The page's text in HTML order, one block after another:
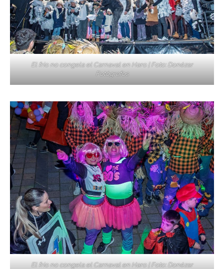
El frío no congela el Carnaval en Haro | Foto: Donézar
Fotógrafos
El frío no congela el Carnaval en Haro | Foto: Donézar